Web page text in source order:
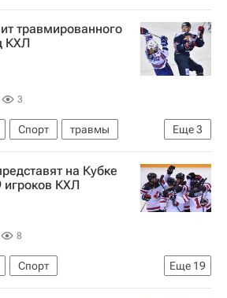
игры
Пхенчхан 2018
2018
Уилли Дежарден
Брэндан Козун
Марк-Андре Граньяни
травмированного
КХЛ
3
Еще3
Спорт
травмы
Матч звезд Континентальной хоккейной лиги-2018
Алексей Береглазов
на Кубке
игроков КХЛ
8
Еще 19
Спорт
Второй этап Евротура - Кубок Первого канала, 13-17 декабря 2017 года